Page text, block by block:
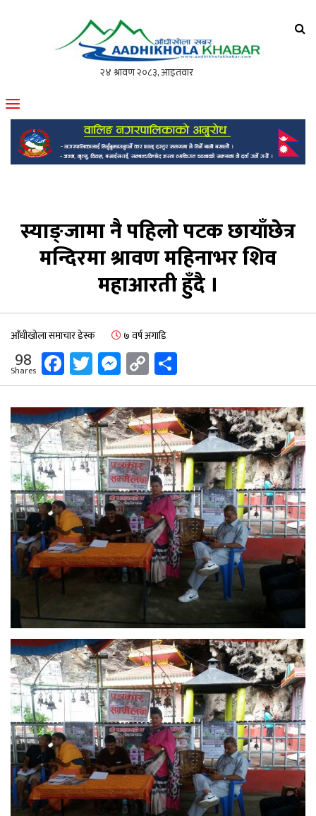
मोफसलकै लोकप्रिय अनलाइन पत्रिका
स्याङ्जामा नै पहिलो पटक छायाँछेत्र
मन्दिरमा श्रावण महिनाभर शिव
महाआरती हुँदै ।
आँधीखोला समाचार डेस्क ७ वर्ष अगाडि
98
Shares Facebook
Twitter
Messenger
Copy
Link